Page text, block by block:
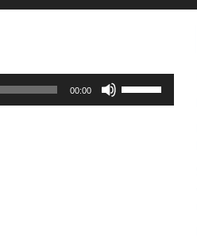
00:00